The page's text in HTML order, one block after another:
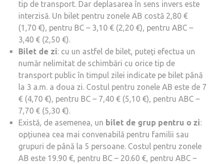
tip de transport. Dar deplasarea în sens invers este
interzisă. Un bilet pentru zonele AB costă 2,80 €
(1,70 €), pentru BC – 3,10 € (2,20 €), pentru ABC –
3,40 € (2,50 €).
Bilet de zi: cu un astfel de bilet, puteți efectua un
număr nelimitat de schimbări cu orice tip de
transport public în timpul zilei indicate pe bilet până
la 3 a.m. a doua zi. Costul pentru zonele AB este de 7
€ (4,70 €), pentru BC – 7,40 € (5,10 €), pentru ABC –
7,70 € (5,30 €).
Există, de asemenea, un bilet de grup pentru o zi:
opțiunea cea mai convenabilă pentru familii sau
grupuri de până la 5 persoane. Costul pentru zonele
AB este 19.90 €, pentru BC – 20.60 €, pentru ABC –